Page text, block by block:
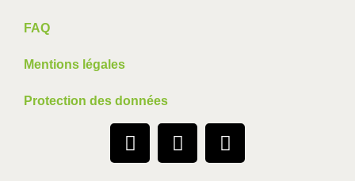
FAQ
Mentions légales
Protection des données